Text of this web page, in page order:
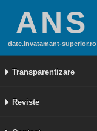
ANS
date.invatamant-superior.ro
Transparentizare
Reviste